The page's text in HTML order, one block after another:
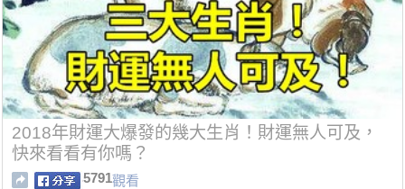
2018年財運大爆發的幾大生肖！財運無人可及，
快來看看有你嗎？
5791觀看